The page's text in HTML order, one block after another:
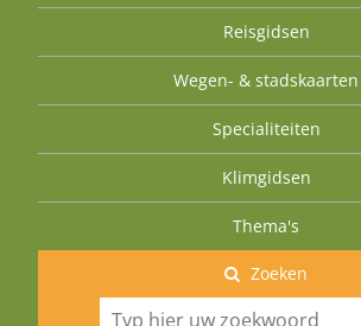
Reisgidsen
Wegen- & stadskaarten
Specialiteiten
Klimgidsen
Thema's
Zoeken